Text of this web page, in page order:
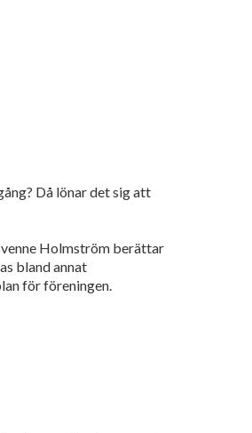
Då lönar det sig att
Holmström berättar
bland annat
för föreningen.